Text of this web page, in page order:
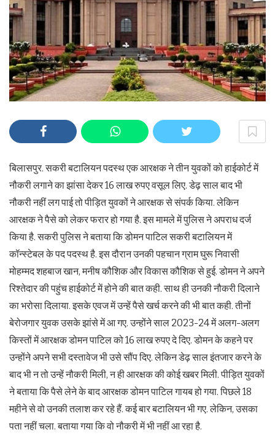
बिलासपुर. सकरी बटालियन पदस्थ एक आरक्षक ने तीन युवकों को हाईकोर्ट में
नौकरी लगाने का झांसा देकर 16 लाख रुपए वसूल लिए. डेढ़ साल बाद भी
नौकरी नहीं लग पाई तो पीड़ित युवकों ने आरक्षक से संपर्क किया. लेकिन
आरक्षक ने पैसे को लेकर फरार हो गया है. इस मामले में पुलिस ने अपराध दर्ज
किया है. सकरी पुलिस ने बताया कि डोमन पाटिल सकरी बटालियन में
कॉन्स्टेबल के पद पदस्थ है. इस दौरान उनकी पहचान ग्राम घुरू निवासी
मोहम्मद शहबाज खान, मनीष कौशिक और विकास कौशिक से हुई. डोमन ने अपने
रिश्तेदार की पहुंच हाईकोर्ट में होने की बात कही. साथ ही उनकी नौकरी दिलाने
का भरोसा दिलाया. इसके एवज में उन्हें पैसे खर्च करने की भी बात कही. तीनों
बेरोजगार युवक उसके झांसे में आ गए. उन्होंने साल 2023-24 में अलग-अलग
किस्तों में आरक्षक डोमन पाटिल को 16 लाख रुपए दे दिए. डोमन के कहने पर
उन्होंने अपने सभी दस्तावेज भी उसे सौंप दिए. लेकिन डेढ़ साल इंतजार करने के
बाद भी न तो उन्हें नौकरी मिली, न ही आरक्षक की कोई खबर मिली. पीड़ित युवकों
ने बताया कि पैसे लेने के बाद आरक्षक डोमन पाटिल गायब हो गया. पिछले 18
महीने से वो उनकी तलाश कर रहे हैं. कई बार बटालियन भी गए. लेकिन, उसका
पता नहीं चला. बताया गया कि वो नौकरी में भी नहीं आ रहा है.